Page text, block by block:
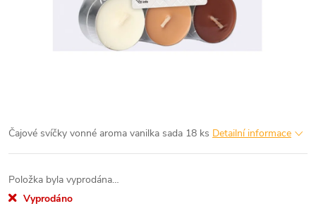
Čajové svíčky vonné aroma vanilka sada 18 ks Detailní informace
Položka byla vyprodána…
Vyprodáno